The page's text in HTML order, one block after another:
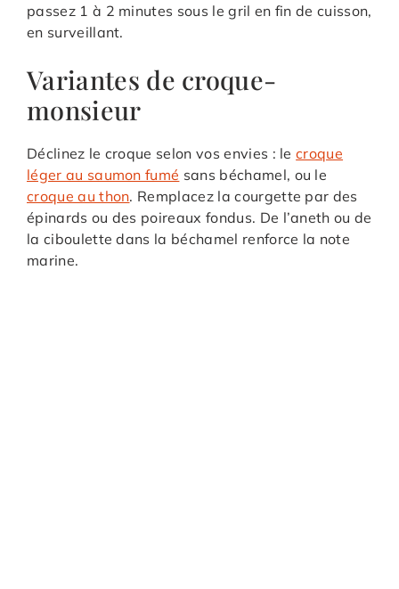
passez 1 à 2 minutes sous le gril en fin de cuisson,
en surveillant.
Variantes de croque-
monsieur
Déclinez le croque selon vos envies : lecroque
léger au saumon fumé sans béchamel, ou le
croque au thon. Remplacez la courgette par des
épinards ou des poireaux fondus. De l’aneth ou de
la ciboulette dans la béchamel renforce la note
marine.